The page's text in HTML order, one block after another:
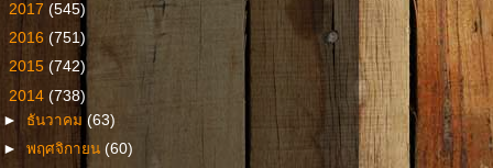
2017 (545)
2016 (751)
2015 (742)
2014 (738)
► ธันวาคม(63)
►พฤศจิกายน(60)